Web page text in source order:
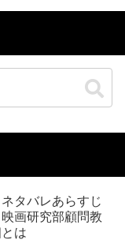
タバレあらすじ
画研究部顧問教
は